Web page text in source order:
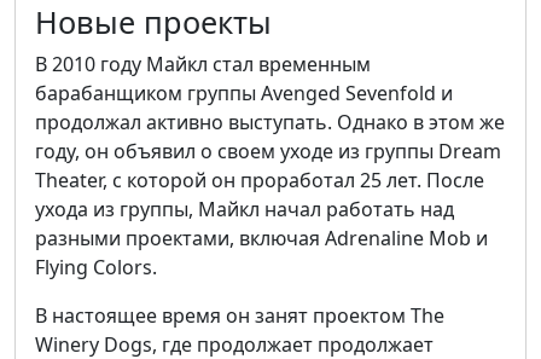
Новые проекты
В 2010 году Майкл стал временным
барабанщиком группы Avenged Sevenfold и
продолжал активно выступать. Однако в этом же
году, он объявил о своем уходе из группы Dream
Theater, с которой он проработал 25 лет. После
ухода из группы, Майкл начал работать над
разными проектами, включая Adrenaline Mob и
Flying Colors.
В настоящее время он занят проектом The
Winery Dogs, где продолжает продолжает